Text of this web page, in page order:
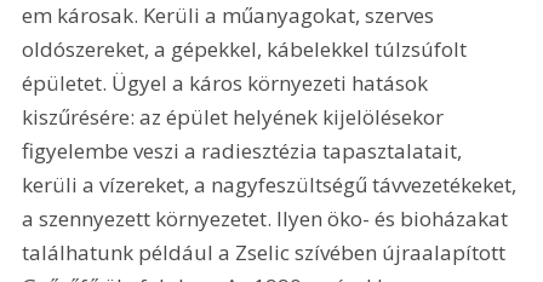
em károsak. Kerüli a műanyagokat, szerves
oldószereket, a gépekkel, kábelekkel túlzsúfolt
épületet. Ügyel a káros környezeti hatások
kiszűrésére: az épület helyének kijelölésekor
figyelembe veszi a radiesztézia tapasztalatait,
kerüli a vízereket, a nagyfeszültségű távvezetékeket,
a szennyezett környezetet. Ilyen öko- és bioházakat
találhatunk például a Zselic szívében újraalapított